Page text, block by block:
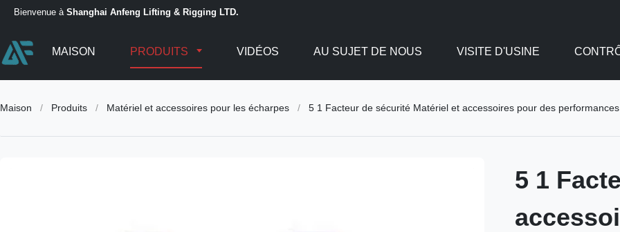
Bienvenue à Shanghai Anfeng Lifting & Rigging LTD.
MAISON PRODUITS VIDÉOS AU SUJET DE NOUS VISITE D'USINE
Maison / Produits / Matériel et accessoires pour les écharpes / 5 1 Facteur de sécurité Matériel et accessoires pour des
5 1